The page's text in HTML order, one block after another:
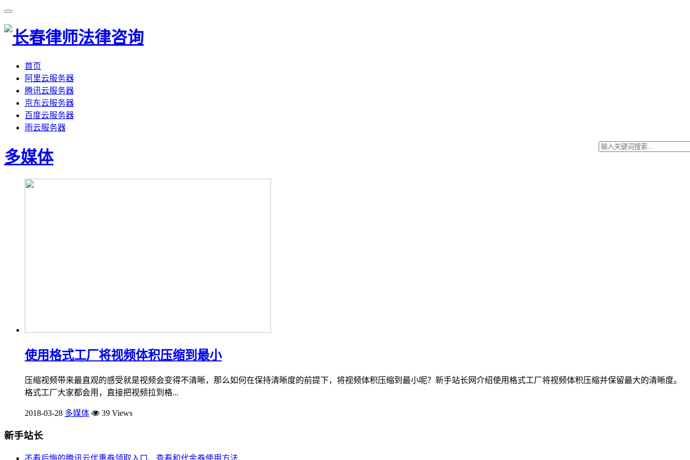
首页
阿里云服务器
腾讯云服务器
京东云服务器
百度云服务器
雨云服务器
多媒体
使用格式工厂将视频体积压缩到最小
压缩视频带来最直观的感受就是视频会变得不清晰，那么如何在保持清晰度的前提下，将视频体积压缩到最小呢？新手站长网介绍使用格式工厂将视频体积压缩并保留最大的清晰度。
格式工厂大家都会用，直接把视频拉到格...
2018-03-28 多媒体 39 Views
新手站长
不看后悔的腾讯云优惠券领取入口、查看和代金券使用方法